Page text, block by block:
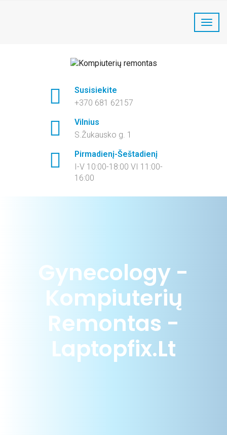
+370 681 62157
Susisiekite
+370 681 62157
Vilnius
S.Žukausko g. 1
Pirmadienį-Šeštadienį
I-V 10:00-18:00 VI 11:00-
16:00
Gynecology -
Kompiuterių
Remontas -
Laptopfix.lt